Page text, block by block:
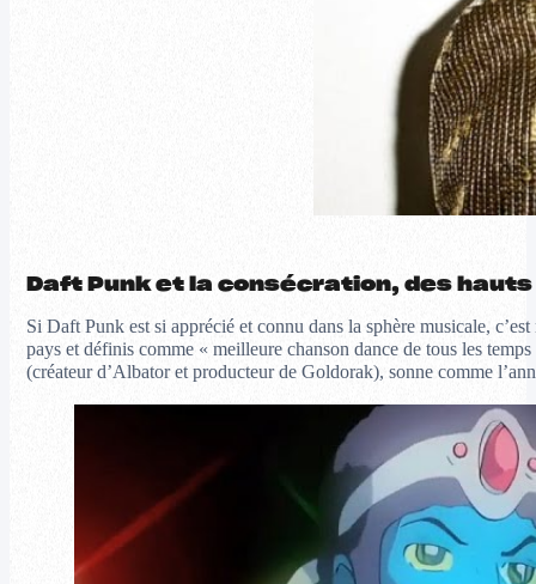
Daft Punk et la consécration, des hauts
Si Daft Punk est si apprécié et connu dans la sphère musicale,
pays et définis comme « meilleure chanson dance de tous les
(créateur d’Albator et producteur de Goldorak), sonne comme